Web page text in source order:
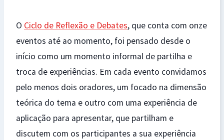
O Ciclo de Reflexão e Debates, que conta com onze
eventos até ao momento, foi pensado desde o
início como um momento informal de partilha e
troca de experiências. Em cada evento convidamos
pelo menos dois oradores, um focado na dimensão
teórica do tema e outro com uma experiência de
aplicação para apresentar, que partilham e
discutem com os participantes a sua experiência